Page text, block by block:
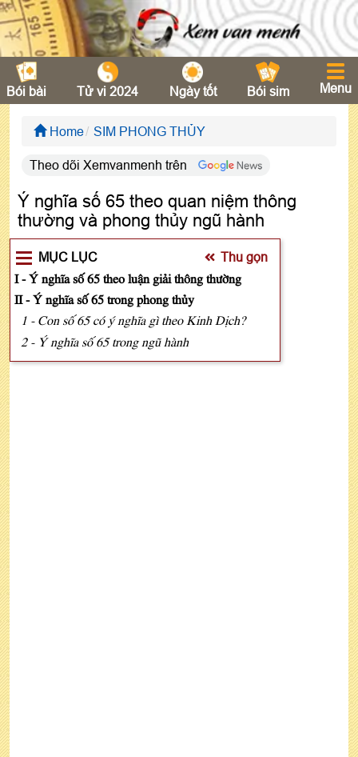
Bói bài Tử vi 2024 Ngày tốt Bói sim Menu
Home SIM PHONG THỦY
Theo dõi Xemvanmenh trên
Ý nghĩa số 65 theo quan niệm thông
thường và phong thủy ngũ hành
MỤC LỤC Thu gọn
I - Ý nghĩa số 65 theo luận giải thông thường
II - Ý nghĩa số 65 trong phong thủy
1 - Con số 65 có ý nghĩa gì theo Kinh Dịch?
2 - Ý nghĩa số 65 trong ngũ hành